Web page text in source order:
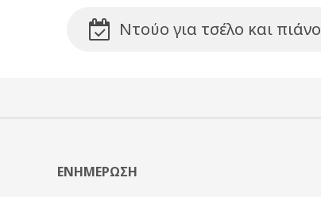
Ντούο για τσέλο και πιάνο
ΕΝΗΜΕΡΩΣΗ